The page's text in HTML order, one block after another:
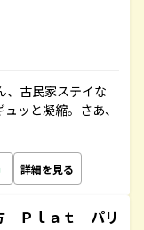
、古民家ステイな
ッと凝縮。さあ、
詳細を見る
Ｐｌａｔ パリ